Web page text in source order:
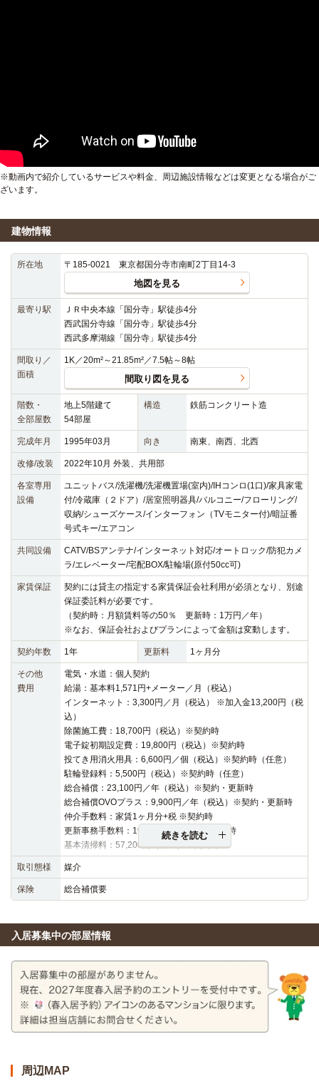
※動画内で紹介しているサービスや料金、周辺施設情報などは変更となる場合がご
ざいます。
建物情報
所在地 〒185-0021 東京都国分寺市南町2丁目14-3
地図を見る
最寄り駅
ＪＲ中央本線「国分寺」駅徒歩4分
西武国分寺線「国分寺」駅徒歩4分
西武多摩湖線「国分寺」駅徒歩4分
間取り／
面積
1K／20m²～21.85m²／7.5帖～8帖
間取り図を見る
階数・
全部屋数
地上5階建て
54部屋
構造 鉄筋コンクリート造
完成年月 1995年03月 向き 南東、南西、北西
改修/改装 2022年10月 外装、共用部
各室専用
設備
ユニットバス/洗濯機/洗濯機置場(室内)/IHコンロ(1口)/家具家電
付/冷蔵庫（２ドア）/居室照明器具/バルコニー/フローリング/
収納/シューズケース/インターフォン（TVモニター付)/暗証番
号式キー/エアコン
共同設備
CATV/BSアンテナ/インターネット対応/オートロック/防犯カメ
ラ/エレベーター/宅配BOX/駐輪場(原付50cc可)
家賃保証
契約には貸主の指定する家賃保証会社利用が必須となり、別途
保証委託料が必要です。
（契約時：月額賃料等の50％ 更新時：1万円／年）
※なお、保証会社およびプランによって金額は変動します。
契約年数 1年 更新料 1ヶ月分
その他
費用
電気・水道：個人契約
給湯：基本料1,571円+メーター／月（税込）
インターネット：3,300円／月（税込） ※加入金13,200円（税
込）
除菌施工費：18,700円（税込）※契約時
電子錠初期設定費：19,800円（税込）※契約時
投てき用消火用具：6,600円／個（税込）※契約時（任意）
駐輪登録料：5,500円（税込）※契約時（任意）
総合補償：23,100円／年（税込）※契約・更新時
総合補償OVOプラス：9,900円／年（税込）※契約・更新時
仲介手数料：家賃1ヶ月分+税 ※契約時
更新事務手数料：19,800円（税込）※更新時
基本清掃料：57,200円（税込）※契約時
続きを読む
取引態様 媒介
保険 総合補償要
入居募集中の部屋情報
周辺MAP